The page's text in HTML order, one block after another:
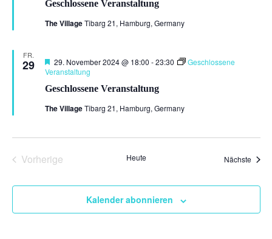
Geschlossene Veranstaltung
The VillageTibarg 21, Hamburg, Germany
FR.
29
Geschlossene Veranstaltung
Hervorgehoben
29. November 2024 @ 18:00 -23:30
Geschlossene
Veranstaltung
The VillageTibarg 21, Hamburg, Germany
Vorherige
Heute Nächste
Kalender abonnieren